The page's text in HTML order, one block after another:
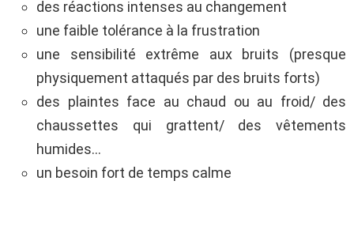
des réactions intenses au changement
une faible tolérance à la frustration
une sensibilité extrême aux bruits (presque
physiquement attaqués par des bruits forts)
des plaintes face au chaud ou au froid/ des
chaussettes qui grattent/ des vêtements
humides…
un besoin fort de temps calme